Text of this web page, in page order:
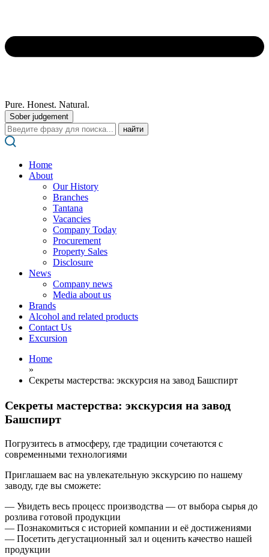
Pure. Honest. Natural.
Sober judgement
Поиск:
Home
About
Our History
Branches
Tantana
Vacancies
Company Today
Procurement
Property Sales
Disclosure
News
Company news
Media about us
Brands
Alcohol and related products
Contact Us
Excursion
Home
»
Секреты мастерства: экскурсия на завод Башспирт
Секреты мастерства: экскурсия на завод
Башспирт
Погрузитесь в атмосферу, где традиции сочетаются с
современными технологиями
Приглашаем вас на увлекательную экскурсию по нашему
заводу, где вы сможете:
— Увидеть весь процесс производства — от выбора сырья до
розлива готовой продукции
— Познакомиться с историей компании и её достижениями
— Посетить дегустационный зал и оценить качество нашей
продукции